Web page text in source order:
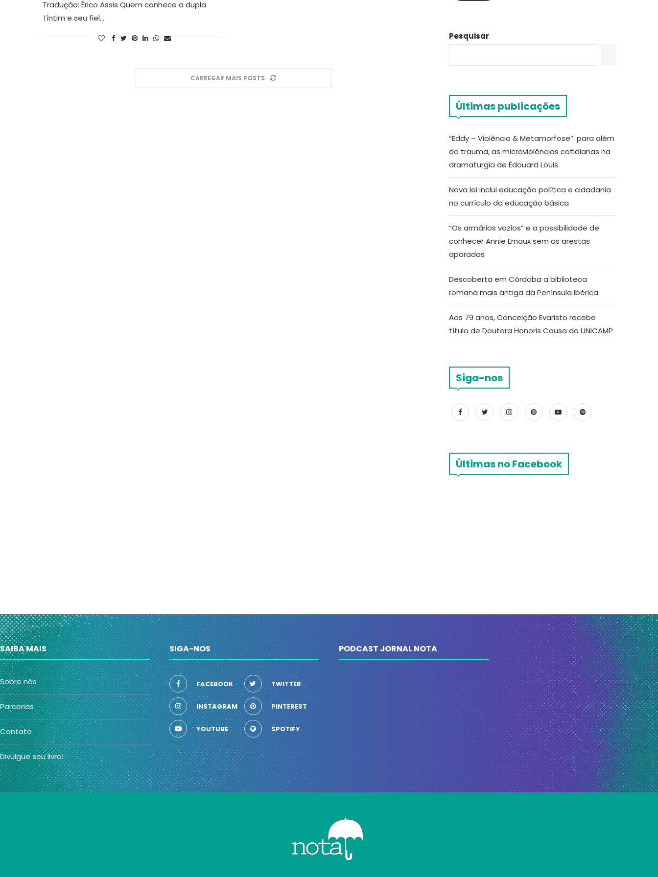
Tradução: Érico Assis Quem conhece a dupla
Tintim e seu fiel…
CARREGAR MAIS POSTS
Pesquisar
Últimas publicações
“Eddy – Violência & Metamorfose”: para além
do trauma, as microviolências cotidianas na
dramaturgia de Édouard Louis
Nova lei inclui educação política e cidadania
no currículo da educação básica
“Os armários vazios” e a possibilidade de
conhecer Annie Ernaux sem as arestas
aparadas
Descoberta em Córdoba a biblioteca
romana mais antiga da Península Ibérica
Aos 79 anos, Conceição Evaristo recebe
título de Doutora Honoris Causa da UNICAMP
Siga-nos
Últimas no Facebook
SAIBA MAIS
Sobre nós
Parcerias
Contato
Divulgue seu livro!
SIGA-NOS
FACEBOOK TWITTER
INSTAGRAM PINTEREST
YOUTUBE SPOTIFY
PODCAST JORNAL NOTA